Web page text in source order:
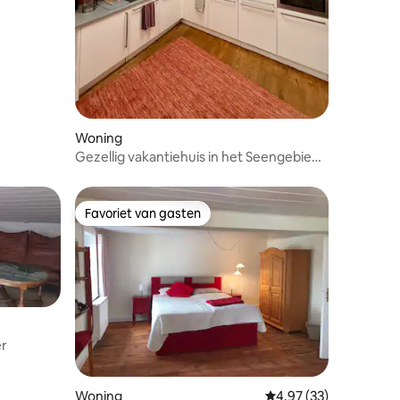
Woning
Gezellig vakantiehuis in het Seengebied
Favoriet van gasten
Favoriet van gasten
Woning Gemiddelde
4,97 (33)